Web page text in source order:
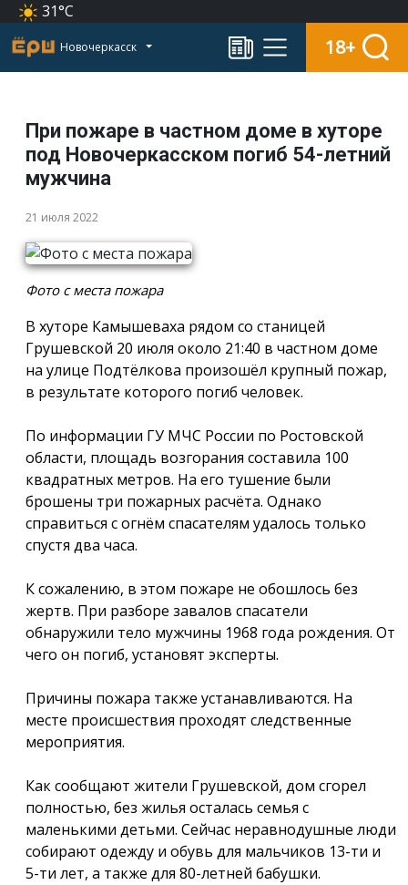
31°C
Новочеркасск 18+
При пожаре в частном доме в хуторе
под Новочеркасском погиб 54-летний
мужчина
21 июля 2022
Фото с места пожара
В хуторе Камышеваха рядом со станицей
Грушевской 20 июля около 21:40 в частном доме
на улице Подтёлкова произошёл крупный пожар,
в результате которого погиб человек.
По информации ГУ МЧС России по Ростовской
области, площадь возгорания составила 100
квадратных метров. На его тушение были
брошены три пожарных расчёта. Однако
справиться с огнём спасателям удалось только
спустя два часа.
К сожалению, в этом пожаре не обошлось без
жертв. При разборе завалов спасатели
обнаружили тело мужчины 1968 года рождения. От
чего он погиб, установят эксперты.
Причины пожара также устанавливаются. На
месте происшествия проходят следственные
мероприятия.
Как сообщают жители Грушевской, дом сгорел
полностью, без жилья осталась семья с
маленькими детьми. Сейчас неравнодушные люди
собирают одежду и обувь для мальчиков 13-ти и
5-ти лет, а также для 80-летней бабушки.